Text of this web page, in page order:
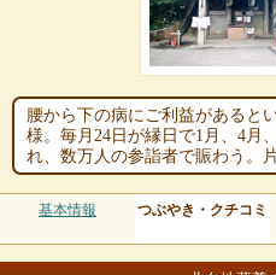
腰から下の病にご利益があると
様。毎月24日が縁日で1月、4月
れ、数万人の参詣者で賑わう。
基本情報 つぶやき・クチコミ